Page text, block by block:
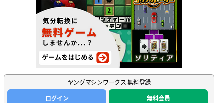
ヤングマシンワークス 無料登録
ログイン
無料会員